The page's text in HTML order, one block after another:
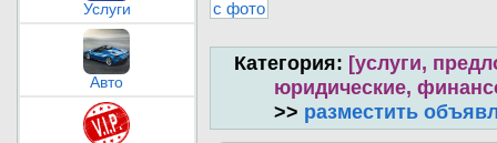
Услуги
Авто
с фото
Категория: [услуги,
юридические,
>> разместить